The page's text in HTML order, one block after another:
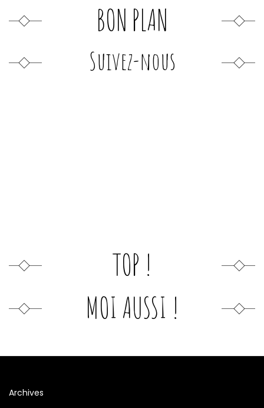
BON PLAN
Suivez-nous
TOP !
MOI AUSSI !
Archives